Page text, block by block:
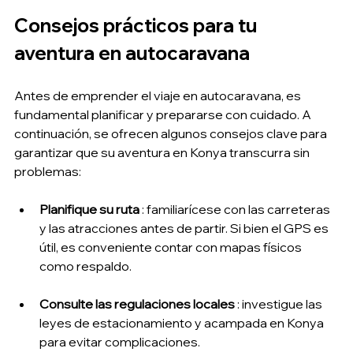
Consejos prácticos para tu
aventura en autocaravana
Antes de emprender el viaje en autocaravana, es
fundamental planificar y prepararse con cuidado. A
continuación, se ofrecen algunos consejos clave para
garantizar que su aventura en Konya transcurra sin
problemas:
Planifique su ruta : familiarícese con las carreteras
y las atracciones antes de partir. Si bien el GPS es
útil, es conveniente contar con mapas físicos
como respaldo.
Consulte las regulaciones locales : investigue las
leyes de estacionamiento y acampada en Konya
para evitar complicaciones.